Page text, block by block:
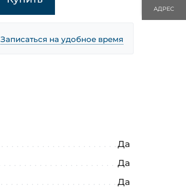
Записаться на удобное время
Да
Да
Да
АДРЕС